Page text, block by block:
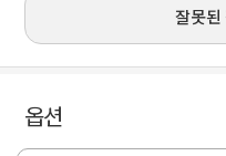
잘못된
옵션